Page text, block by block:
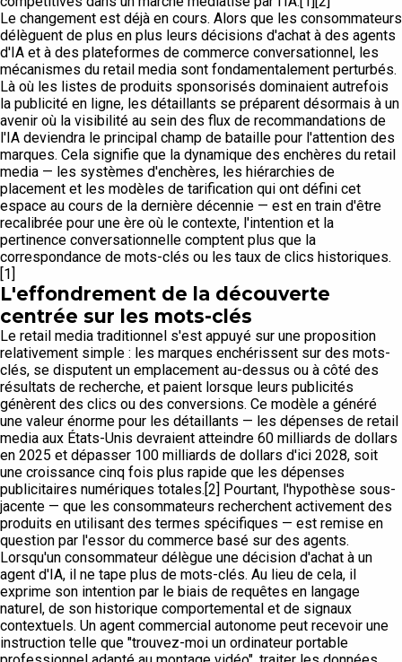
Le changement est déjà en cours. Alors que les consommateurs
délèguent de plus en plus leurs décisions d'achat à des agents
d'IA et à des plateformes de commerce conversationnel, les
mécanismes du retail media sont fondamentalement perturbés.
Là où les listes de produits sponsorisés dominaient autrefois
la publicité en ligne, les détaillants se préparent désormais à un
avenir où la visibilité au sein des flux de recommandations de
l'IA deviendra le principal champ de bataille pour l'attention des
marques. Cela signifie que la dynamique des enchères du retail
media — les systèmes d'enchères, les hiérarchies de
placement et les modèles de tarification qui ont défini cet
espace au cours de la dernière décennie — est en train d'être
recalibrée pour une ère où le contexte, l'intention et la
pertinence conversationnelle comptent plus que la
correspondance de mots-clés ou les taux de clics historiques.
[1]
L'effondrement de la découverte
centrée sur les mots-clés
Le retail media traditionnel s'est appuyé sur une proposition
relativement simple : les marques enchérissent sur des mots-
clés, se disputent un emplacement au-dessus ou à côté des
résultats de recherche, et paient lorsque leurs publicités
génèrent des clics ou des conversions. Ce modèle a généré
une valeur énorme pour les détaillants — les dépenses de retail
media aux États-Unis devraient atteindre 60 milliards de dollars
en 2025 et dépasser 100 milliards de dollars d'ici 2028, soit
une croissance cinq fois plus rapide que les dépenses
publicitaires numériques totales.[2] Pourtant, l'hypothèse sous-
jacente — que les consommateurs recherchent activement des
produits en utilisant des termes spécifiques — est remise en
question par l'essor du commerce basé sur des agents.
Lorsqu'un consommateur délègue une décision d'achat à un
agent d'IA, il ne tape plus de mots-clés. Au lieu de cela, il
exprime son intention par le biais de requêtes en langage
naturel, de son historique comportemental et de signaux
contextuels. Un agent commercial autonome peut recevoir une
instruction telle que "trouvez-moi un ordinateur portable